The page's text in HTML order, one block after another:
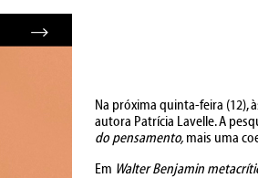
Na próxima quinta-feira (12),
autora Patrícia Lavelle. A
do pensamento, mais uma
Em Walter Benjamin